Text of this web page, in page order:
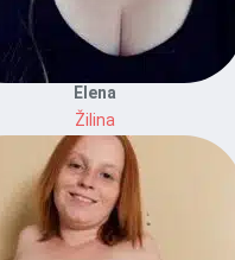
Elena
Žilina